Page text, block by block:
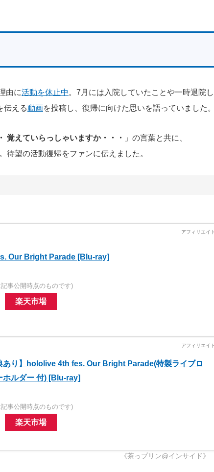
由に活動を休止中
。7月には入院していたことや一時退院し
伝える動画を投稿し、復帰に向けた思いを語っていました。
覚えていらっしゃいますか・・・
」の言葉と共に、
待望の活動復帰をファンに伝えました。
Our Bright Parade [Blu-ray]
事公開時点のものです)
楽天市場
あり】hololive 4th fes. Our Bright Parade(特製ライブロ
ホルダー 付) [Blu-ray]
事公開時点のものです)
楽天市場
《茶っプリン@インサイド》